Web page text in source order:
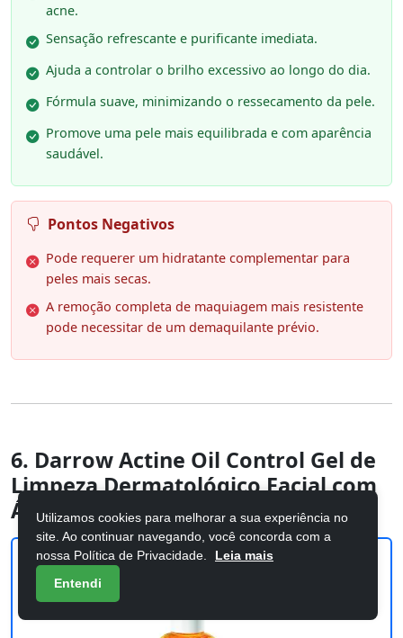
acne.
Sensação refrescante e purificante imediata.
Ajuda a controlar o brilho excessivo ao longo do dia.
Fórmula suave, minimizando o ressecamento da pele.
Promove uma pele mais equilibrada e com aparência
saudável.
Pontos Negativos
Pode requerer um hidratante complementar para
peles mais secas.
A remoção completa de maquiagem mais resistente
pode necessitar de um demaquilante prévio.
6. Darrow Actine Oil Control Gel de
Limpeza Dermatológico Facial com
ÁcidUtilizamos cookies para melhorar a sua experiência no
site. Ao continuar navegando, você concorda com a
nossa Política de Privacidade.
Leia mais
Entendi